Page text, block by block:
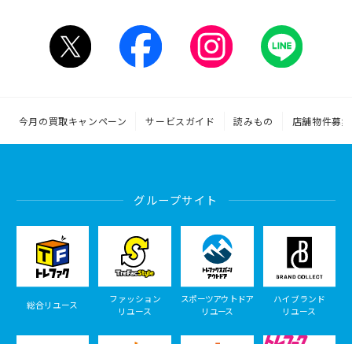
今月の買取キャンペーン サービスガイド 読みもの 店舗物件募集
グループサイト
総合リユース
ファッション
リユース
スポーツアウトドア
リユース
ハイブランド
リユース